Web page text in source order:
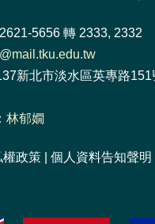
5656 轉 2333, 2332
新北市淡水區英專路
林郁嫺
權政策 個人資料告知聲明